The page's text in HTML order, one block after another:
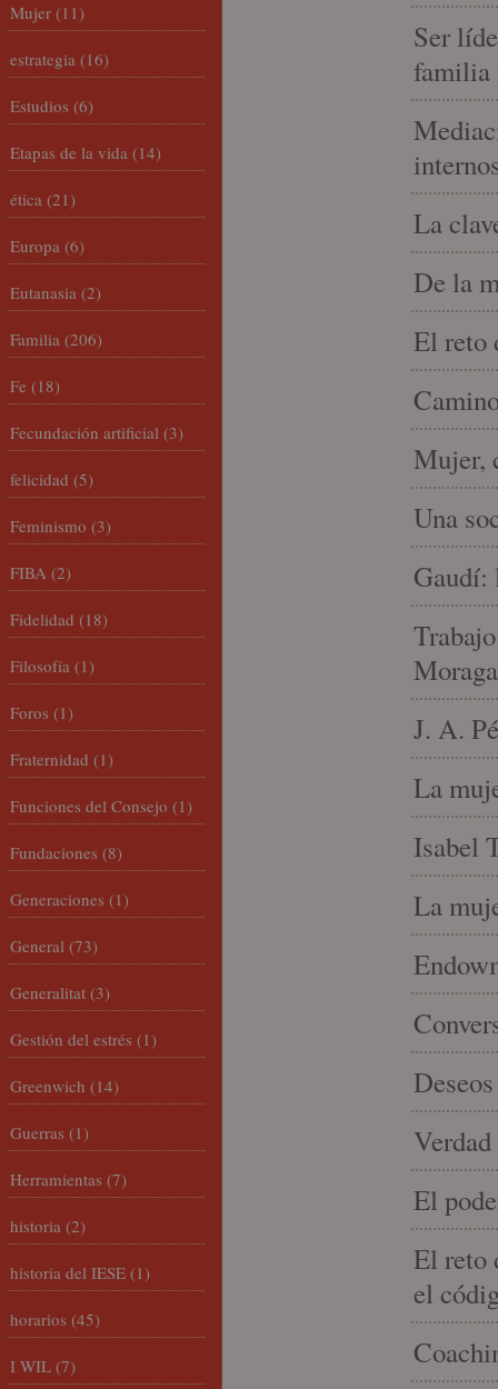
Ser
familia
La
De la
El reto
Mujer,
Una
Gaudí:
J. A.
La
Isabel
La
El
El reto
el
Mujer (11)
estrategia (16)
Estudios (6)
Etapas de la vida (14)
ética (21)
Europa (6)
Eutanasia (2)
Familia (206)
Fe (18)
Fecundación artificial (3)
felicidad (5)
Feminismo (3)
FIBA (2)
Fidelidad (18)
Filosofía (1)
Foros (1)
Fraternidad (1)
Funciones del Consejo (1)
Fundaciones (8)
Generaciones (1)
General (73)
Generalitat (3)
Gestión del estrés (1)
Greenwich (14)
Guerras (1)
Herramientas (7)
historia (2)
historia del IESE (1)
horarios (45)
I WIL (7)